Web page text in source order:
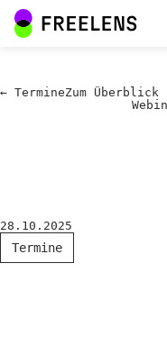
← TermineZum Überblick
28.10.2025
Termine